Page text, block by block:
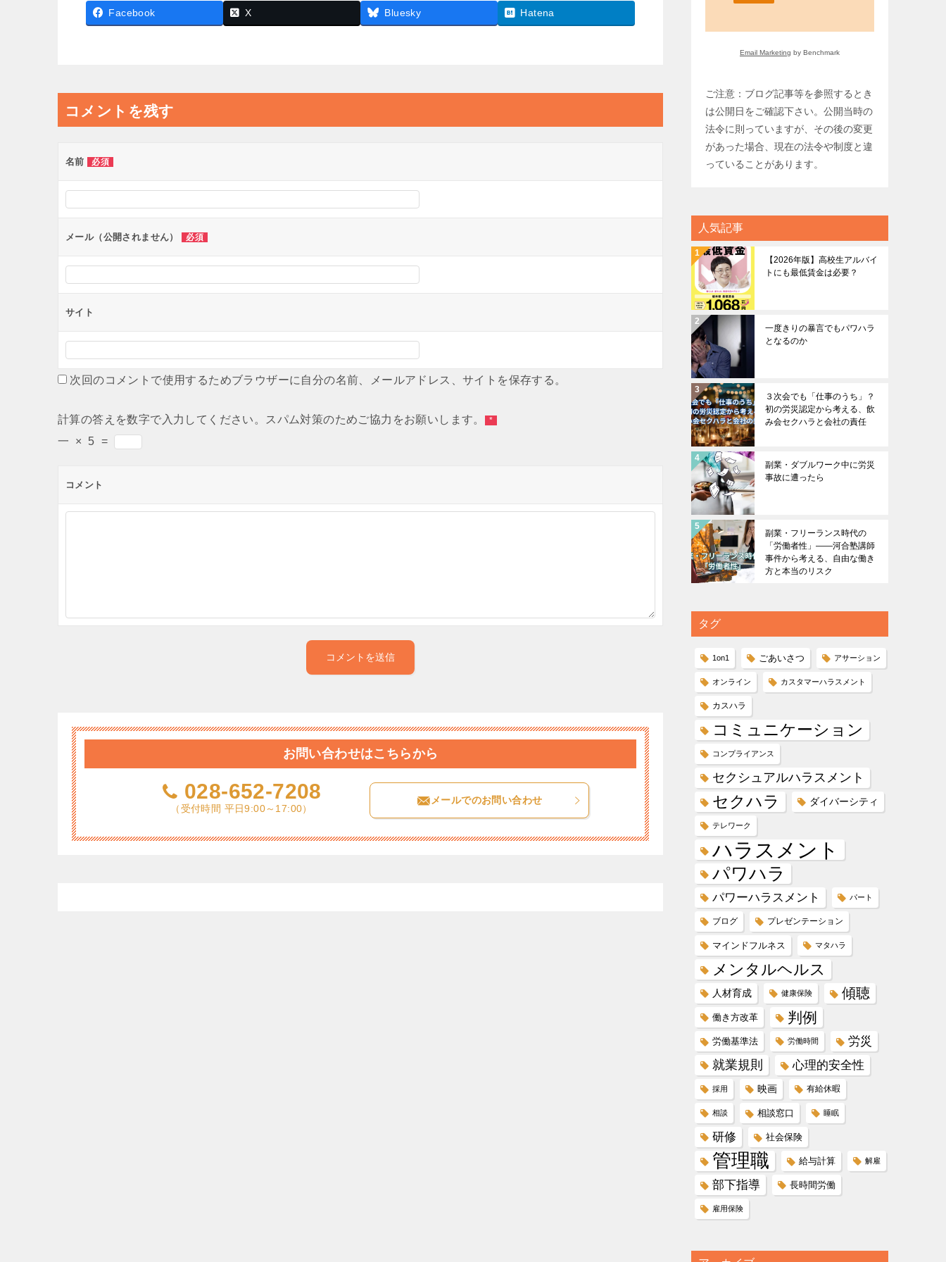
Facebook X Bluesky Hatena
コメントを残す
名前 必須
メール（公開されません） 必須
サイト
次回のコメントで使用するためブラウザーに自分の名前、メールアドレス、サイトを保存する。
計算の答えを数字で入力してください。スパム対策のためご協力をお願いします。 *
一 × 5 =
コメント
お問い合わせはこちらから
028-652-7208
（受付時間 平日9:00～17:00）
メールでのお問い合わせ
Email Marketing by Benchmark
ご注意：ブログ記事等を参照するとき
は公開日をご確認下さい。公開当時の
法令に則っていますが、その後の変更
があった場合、現在の法令や制度と違
っていることがあります。
人気記事
【2026年版】高校生アルバイ
トにも最低賃金は必要？
一度きりの暴言でもパワハラ
となるのか
３次会でも「仕事のうち」？
初の労災認定から考える、飲
み会セクハラと会社の責任
副業・ダブルワーク中に労災
事故に遭ったら
副業・フリーランス時代の
「労働者性」――河合塾講師
事件から考える、自由な働き
方と本当のリスク
タグ
1on1 ごあいさつ アサーション
オンライン カスタマーハラスメント
カスハラ
コミュニケーション
コンプライアンス
セクシュアルハラスメント
セクハラ ダイバーシティ
テレワーク
ハラスメント
パワハラ
パワーハラスメント パート
ブログ プレゼンテーション
マインドフルネス マタハラ
メンタルヘルス
人材育成 健康保険 傾聴
働き方改革 判例
労働基準法 労働時間 労災
就業規則 心理的安全性
採用 映画 有給休暇
相談 相談窓口 睡眠
研修 社会保険
管理職 給与計算 解雇
部下指導 長時間労働
雇用保険